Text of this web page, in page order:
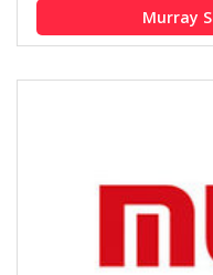
Murray